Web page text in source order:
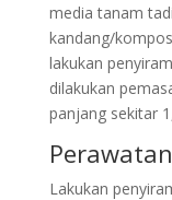
media tanam
kandang/
lakukan
dilakukan
panjang sekitar
Lakukan